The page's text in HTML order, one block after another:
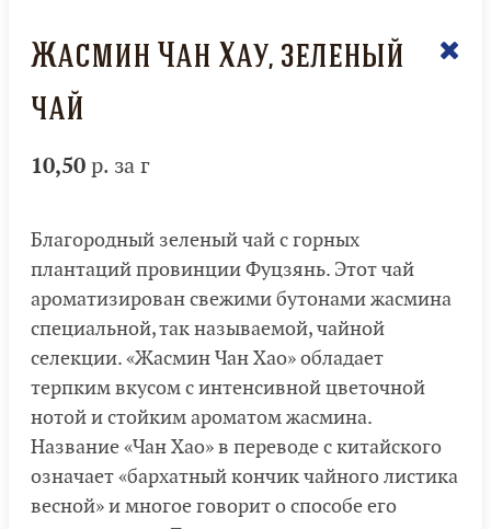
Жасмин Чан Хау, зеленый
чай
10,50 р. за г
Благородный зеленый чай с горных
плантаций провинции Фуцзянь. Этот чай
ароматизирован свежими бутонами жасмина
специальной, так называемой, чайной
селекции. «Жасмин Чан Хао» обладает
терпким вкусом с интенсивной цветочной
нотой и стойким ароматом жасмина.
Название «Чан Хао» в переводе с китайского
означает «бархатный кончик чайного листика
весной» и многое говорит о способе его